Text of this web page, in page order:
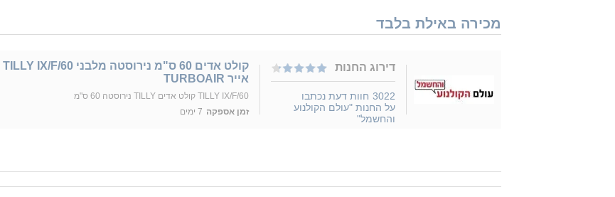
מכירה באילת בלבד
דירוג החנות
3022 חוות דעת נכתבו
על החנות "עולם הקולנוע
והחשמל"
אייר TURBOAIR
TILLY IX/F/60 קולט אדים TILLY נירוסטה 60 ס"מ
זמן אספקה 7 ימים